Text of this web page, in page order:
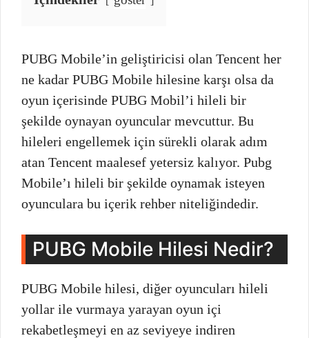
PUBG Mobile’in geliştiricisi olan Tencent her
ne kadar PUBG Mobile hilesine karşı olsa da
oyun içerisinde PUBG Mobil’i hileli bir
şekilde oynayan oyuncular mevcuttur. Bu
hileleri engellemek için sürekli olarak adım
atan Tencent maalesef yetersiz kalıyor. Pubg
Mobile’ı hileli bir şekilde oynamak isteyen
oyunculara bu içerik rehber niteliğindedir.
PUBG Mobile Hilesi Nedir?
PUBG Mobile hilesi, diğer oyuncuları hileli
yollar ile vurmaya yarayan oyun içi
rekabetleşmeyi en az seviyeye indiren